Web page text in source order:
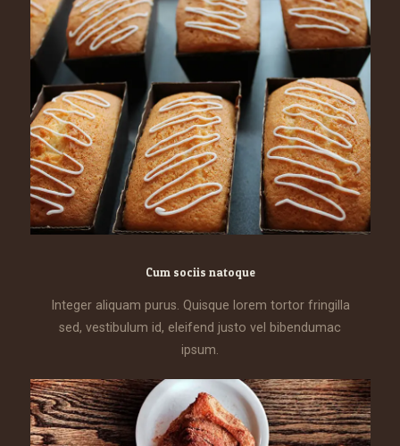
Cum sociis natoque
Integer aliquam purus. Quisque lorem tortor fringilla
sed, vestibulum id, eleifend justo vel bibendumac
ipsum.